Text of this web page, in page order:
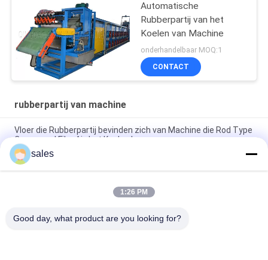
Automatische
Rubberpartij van het
Koelen van Machine
onderhandelbaar MOQ:1
CONTACT
rubberpartij van machine
Vloer die Rubberpartij bevinden zich van Machine die Rod Type
Compound Film Air-het Koelen hangen
Het Bladpartij van de hoog rendement Rubbersamenstelling
van het Koelen van Machine 600mm - 900mm
PLC Rubberfilmpartij van Machineeenheid voor Ventilators het
sales
1:26 PM
Good day, what product are you looking for?